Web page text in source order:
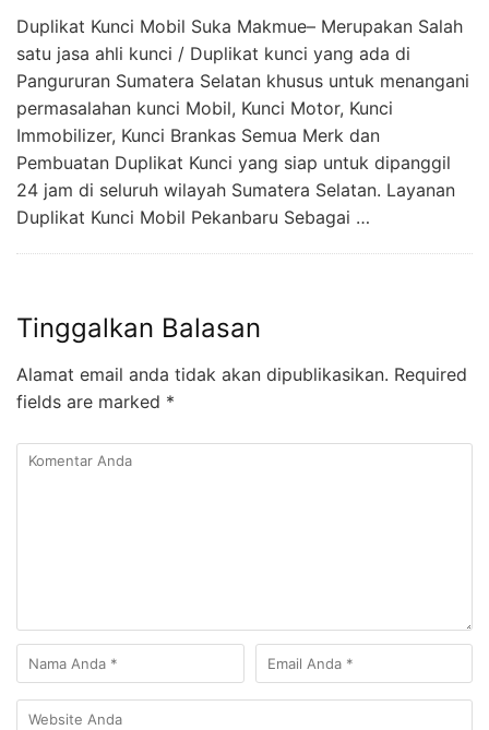
Duplikat Kunci Mobil Suka Makmue– Merupakan Salah
satu jasa ahli kunci / Duplikat kunci yang ada di
Pangururan Sumatera Selatan khusus untuk menangani
permasalahan kunci Mobil, Kunci Motor, Kunci
Immobilizer, Kunci Brankas Semua Merk dan
Pembuatan Duplikat Kunci yang siap untuk dipanggil
24 jam di seluruh wilayah Sumatera Selatan. Layanan
Duplikat Kunci Mobil Pekanbaru Sebagai …
Tinggalkan Balasan
Alamat email anda tidak akan dipublikasikan. Required
fields are marked *